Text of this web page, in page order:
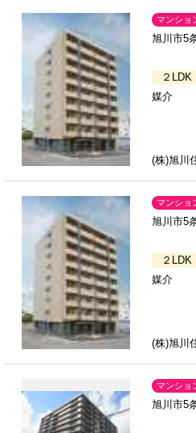
マンショ
旭川市5
２LDK
媒介
(株)旭川
マンショ
旭川市5
２LDK
媒介
(株)旭川
マンショ
旭川市5